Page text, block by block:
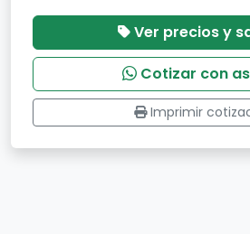
Ver precios y
Cotizar con
Imprimir